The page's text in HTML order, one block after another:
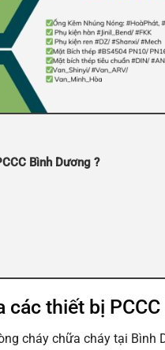
Bình Dương ?
các thiết bị
cháy chữa cháy tại Bình